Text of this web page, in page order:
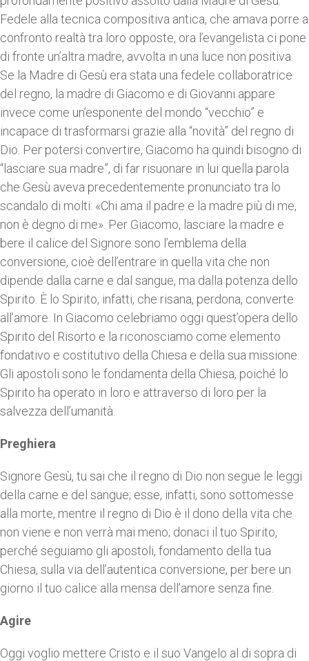
Fedele alla tecnica compositiva antica, che amava porre a
confronto realtà tra loro opposte, ora l’evangelista ci pone
di fronte un’altra madre, avvolta in una luce non positiva.
Se la Madre di Gesù era stata una fedele collaboratrice
del regno, la madre di Giacomo e di Giovanni appare
invece come un’esponente del mondo “vecchio” e
incapace di trasformarsi grazie alla “novità” del regno di
Dio. Per potersi convertire, Giacomo ha quindi bisogno di
“lasciare sua madre”, di far risuonare in lui quella parola
che Gesù aveva precedentemente pronunciato tra lo
scandalo di molti: «Chi ama il padre e la madre più di me,
non è degno di me». Per Giacomo, lasciare la madre e
bere il calice del Signore sono l’emblema della
conversione, cioè dell’entrare in quella vita che non
dipende dalla carne e dal sangue, ma dalla potenza dello
Spirito. È lo Spirito, infatti, che risana, perdona, converte
all’amore. In Giacomo celebriamo oggi quest’opera dello
Spirito del Risorto e la riconosciamo come elemento
fondativo e costitutivo della Chiesa e della sua missione.
Gli apostoli sono le fondamenta della Chiesa, poiché lo
Spirito ha operato in loro e attraverso di loro per la
salvezza dell’umanità.
Preghiera
Signore Gesù, tu sai che il regno di Dio non segue le leggi
della carne e del sangue; esse, infatti, sono sottomesse
alla morte, mentre il regno di Dio è il dono della vita che
non viene e non verrà mai meno; donaci il tuo Spirito,
perché seguiamo gli apostoli, fondamento della tua
Chiesa, sulla via dell’autentica conversione, per bere un
giorno il tuo calice alla mensa dell’amore senza fine.
Agire
Oggi voglio mettere Cristo e il suo Vangelo al di sopra di